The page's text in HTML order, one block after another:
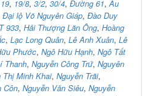
, 19/8, 3/2, 30/4, Đường 61,Âu
Đại lộ Võ Nguyên Giáp, Đào Duy
933, Hải Thượng Lãn Ông, Hoàng
, Lạc Long Quân, Lê Anh Xuân, Lê
Phước, Ngô Hữu Hạnh, Ngô Tất
Thanh, Nguyễn Công Trứ, Nguyên
Thị Minh Khai, Nguyễn Trãi,
Côn, Nguyễn Văn Siêu, Nguyễn